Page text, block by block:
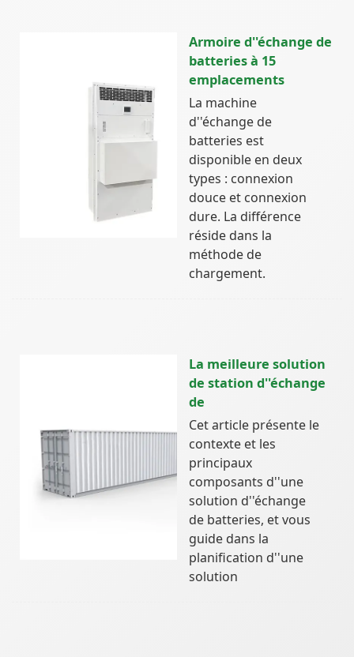
Armoire d''échange de
batteries à 15
emplacements
La machine
d''échange de
batteries est
disponible en deux
types : connexion
douce et connexion
dure. La différence
réside dans la
méthode de
chargement.
La meilleure solution
de station d''échange
de
Cet article présente le
contexte et les
principaux
composants d''une
solution d''échange
de batteries, et vous
guide dans la
planification d''une
solution